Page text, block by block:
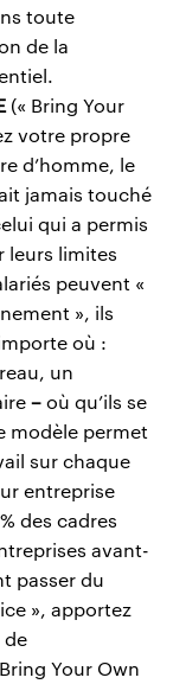
toute
de la
(« Bring Your
votre propre
d’homme, le
jamais touché
qui a permis
leurs limites
peuvent «
», ils
où :
un
–où qu’ils se
modèle permet
sur chaque
entreprise
des cadres
avant-
passer du
», apportez
de
Your Own